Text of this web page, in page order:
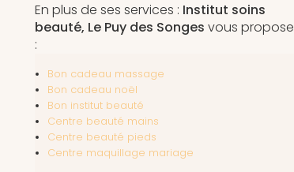
En plus de ses services : Institut soins
beauté, Le Puy des Songes vous
:
Bon cadeau massage
Bon cadeau noël
Bon institut beauté
Centre beauté mains
Centre beauté pieds
Centre maquillage mariage